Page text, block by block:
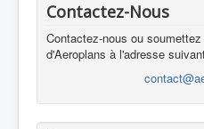
Contactez-Nous
Contactez-nous ou
d'Aeroplans à l'adresse